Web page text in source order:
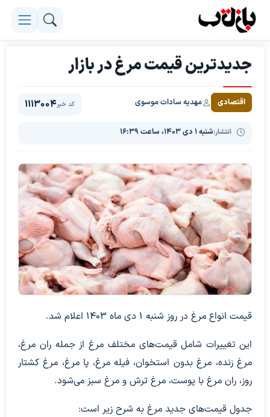
جدیدترین قیمت مرغ در بازار
اقتصادی مهدیه سادات موسوی
انتشار:شنبه ۱ دی ۱۴۰۳، ساعت ۱۶:۳۹
کد خبر1113004
قیمت انواع مرغ در روز شنبه ۱ دی ماه ۱۴۰۳ اعلام شد.
این تغییرات شامل قیمت‌های مختلف مرغ از جمله ران مرغ،
مرغ زنده، مرغ بدون استخوان، فیله مرغ، پا مرغ، مرغ کشتار
روز، ران مرغ با پوست، مرغ ترش و مرغ سبز می‌شود.
جدول قیمت‌های جدید مرغ به شرح زیر است: